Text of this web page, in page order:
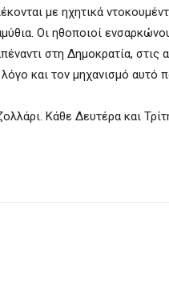
με ηχητικά
Οι ηθοποιοί
στη Δημοκρατία, στις
και τον μηχανισμό αυτό
Kάθε Δευτέρα και